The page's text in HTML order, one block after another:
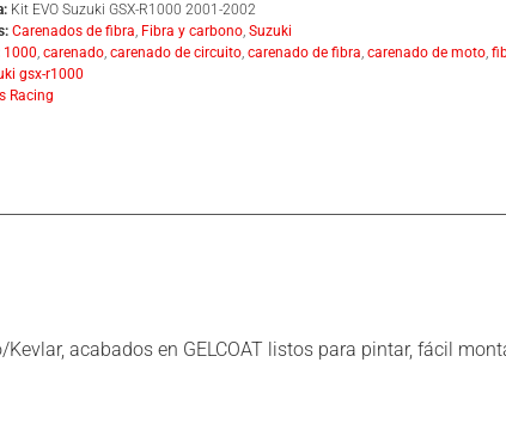
Kit EVO Suzuki GSX-R1000 2001-2002
Carenados de fibra, Fibra y carbono, Suzuki
1000, carenado, carenado de circuito, carenado de fibra, carenado de moto,
gsx-r1000
Racing
acabados en GELCOAT listos para pintar, fácil